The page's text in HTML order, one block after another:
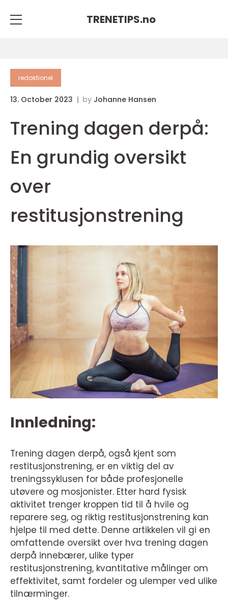
TRENETIPS.no
redaktionel
13. October 2023 by Johanne Hansen
Trening dagen derpå:
En grundig oversikt
over
restitusjonstrening
Innledning:
Trening dagen derpå, også kjent som
restitusjonstrening, er en viktig del av
treningssyklusen for både profesjonelle
utøvere og mosjonister. Etter hard fysisk
aktivitet trenger kroppen tid til å hvile og
reparere seg, og riktig restitusjonstrening kan
hjelpe til med dette. Denne artikkelen vil gi en
omfattende oversikt over hva trening dagen
derpå innebærer, ulike typer
restitusjonstrening, kvantitative målinger om
effektivitet, samt fordeler og ulemper ved ulike
tilnærminger.